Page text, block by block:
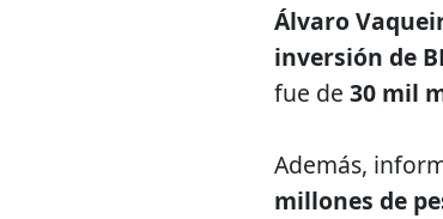
Álvaro
inversión de
fue de 30 mil
Además,
millones de